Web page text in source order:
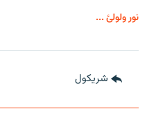
نور ولولئ ...
شريکول